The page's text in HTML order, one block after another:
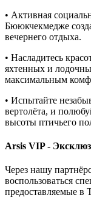
• Активная
Бююкчекмедже
вечернего отдыха.
• Насладитесь
яхтенных и
максимальным
• Испытайте
вертолёта, и
высоты птичьего
Arsis VIP -
Через нашу
воспользоваться
предоставляемые в